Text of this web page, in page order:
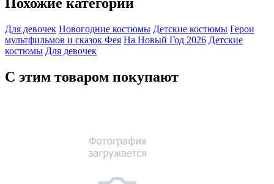
Для девочек Новогодние костюмы Детские костюмы Герои
мультфильмов и сказок Фея На Новый Год 2026 Детские
костюмы Для девочек
С этим товаром покупают